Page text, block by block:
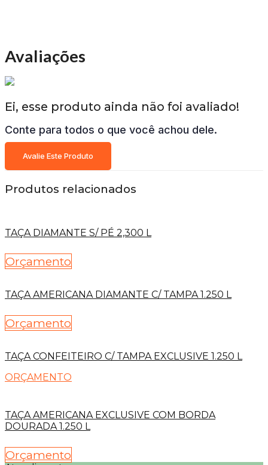
Avaliações
Ei, esse produto ainda não foi avaliado!
Conte para todos o que você achou dele.
Avalie Este Produto
Produtos relacionados
TAÇA DIAMANTE S/ PÉ 2,300 L
Orçamento
TAÇA AMERICANA DIAMANTE C/ TAMPA 1.250 L
Orçamento
TAÇA CONFEITEIRO C/ TAMPA EXCLUSIVE 1.250 L
ORÇAMENTO
TAÇA AMERICANA EXCLUSIVE COM BORDA
DOURADA 1.250 L
Orçamento